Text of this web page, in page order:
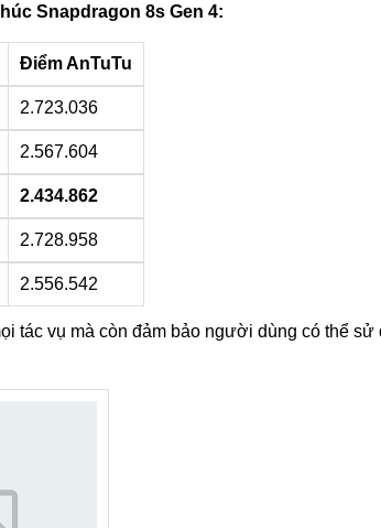
Snapdragon 8s Gen 4:
Điểm AnTuTu
2.723.036
2.567.604
2.434.862
2.728.958
2.556.542
tác vụ mà còn đảm bảo người dùng có thể sử